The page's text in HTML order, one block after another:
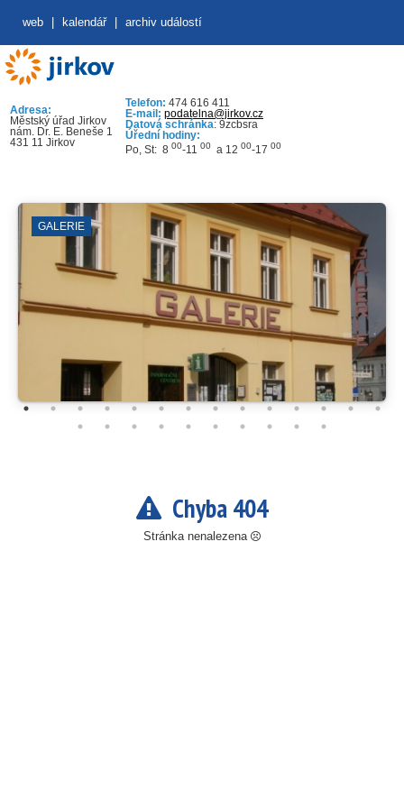
web kalendář archiv událostí
Adresa:
Městský úřad Jirkov
nám. Dr. E. Beneše 1
431 11 Jirkov
Telefon: 474 616 411
E-mail: podatelna@jirkov.cz
Datová schránka: 9zcbsra
Úřední hodiny:
Po, St: 8 00-11 00 a 12 00-17 00
Chyba 404
Stránka nenalezena